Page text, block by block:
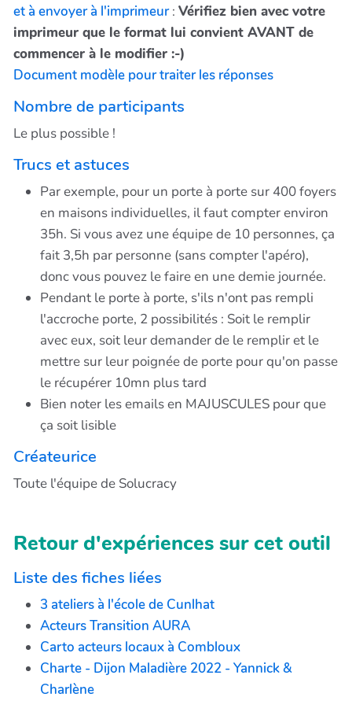
et à envoyer à l'imprimeur: Vérifiez bien avec votre
imprimeur que le format lui convient AVANT de
commencer à le modifier :-)
Document modèle pour traiter les réponses
Nombre de participants
Le plus possible !
Trucs et astuces
Par exemple, pour un porte à porte sur 400 foyers
en maisons individuelles, il faut compter environ
35h. Si vous avez une équipe de 10 personnes, ça
fait 3,5h par personne (sans compter l'apéro),
donc vous pouvez le faire en une demie journée.
Pendant le porte à porte, s'ils n'ont pas rempli
l'accroche porte, 2 possibilités : Soit le remplir
avec eux, soit leur demander de le remplir et le
mettre sur leur poignée de porte pour qu'on passe
le récupérer 10mn plus tard
Bien noter les emails en MAJUSCULES pour que
ça soit lisible
Créateurice
Toute l'équipe de Solucracy
Retour d'expériences sur cet outil
Liste des fiches liées
3 ateliers à l'école de Cunlhat
Acteurs Transition AURA
Carto acteurs locaux à Combloux
Charte - Dijon Maladière 2022 - Yannick &
Charlène